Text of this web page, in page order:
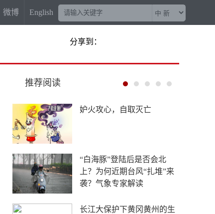
微博 English
分享到：
推荐阅读
妒火攻心，自取灭亡
“白海豚”登陆后是否会北
上？为何近期台风“扎堆”来
袭？气象专家解读
长江大保护下黄冈黄州的生